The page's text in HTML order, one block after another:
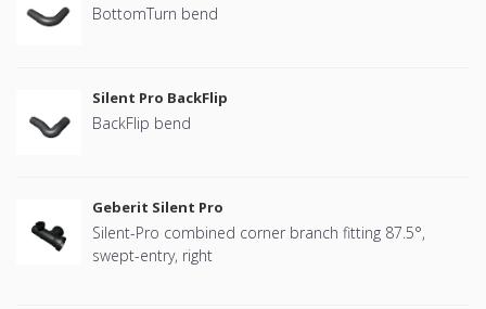
BottomTurn bend
Silent Pro BackFlip
BackFlip bend
Geberit Silent Pro
Silent-Pro combined corner branch fitting 87.5°,
swept-entry, right